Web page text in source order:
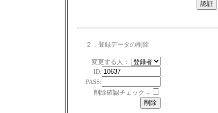
２．登録データの削除
変更する人：
ID:
PASS:
削除確認チェック→